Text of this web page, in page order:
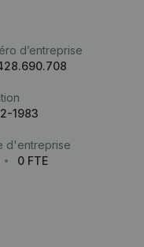
d’entreprise
1983
d'entreprise
0 FTE